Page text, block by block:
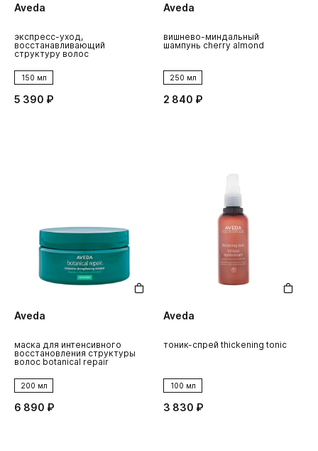
Aveda
экспресс-уход,
восстанавливающий
структуру волос
150 мл
5 390 ₽
Aveda
вишнево-миндальный
шампунь cherry almond
250 мл
2 840 ₽
Aveda
маска для интенсивного
восстановления структуры
волос botanical repair
200 мл
6 890 ₽
Aveda
тоник-спрей thickening tonic
100 мл
3 830 ₽